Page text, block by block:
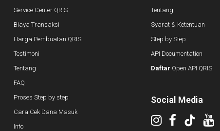
Service Center QRIS
Biaya Transaksi
Harga Pembuatan QRIS
Testimoni
Tentang
FAQ
Proses Step by step
Cara Cek Dana Masuk
Info
Tentang
Syarat & Ketentuan
Step by Step
API Documentation
Daftar Open API QRIS
Social Media